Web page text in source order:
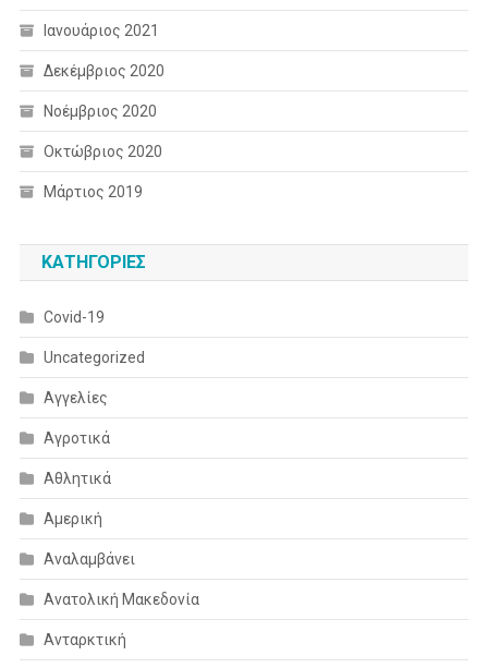
Ιανουάριος 2021
Δεκέμβριος 2020
Νοέμβριος 2020
Οκτώβριος 2020
Μάρτιος 2019
KΑΤΗΓΟΡΊΕΣ
Covid-19
Uncategorized
Αγγελίες
Αγροτικά
Αθλητικά
Αμερική
Αναλαμβάνει
Ανατολική Μακεδονία
Ανταρκτική